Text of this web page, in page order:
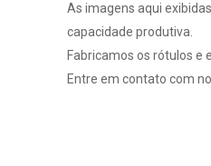
As imagens aqui
capacidade produtiva.
Fabricamos os rótulos e
Entre em contato com